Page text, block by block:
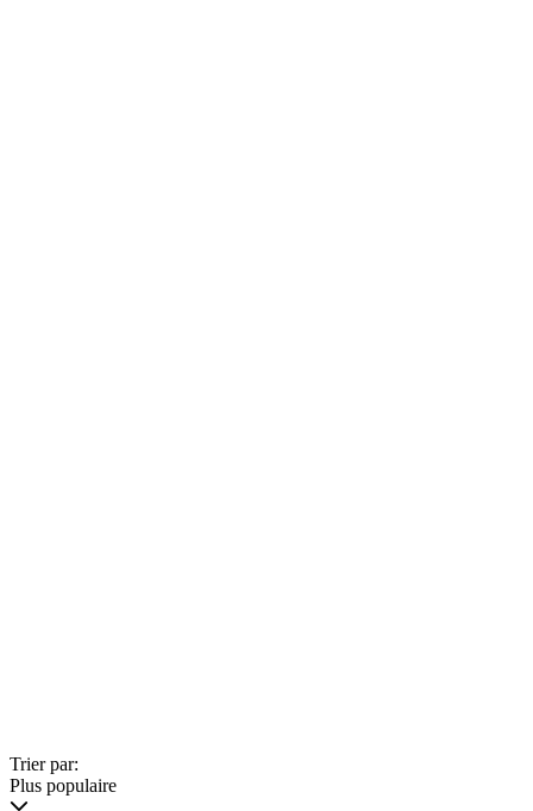
Trier par:
Plus populaire